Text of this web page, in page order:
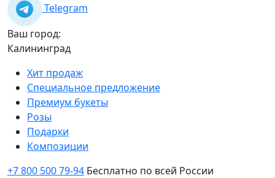
Telegram
Ваш город:
Калининград
Хит продаж
Специальное предложение
Премиум букеты
Розы
Подарки
Композиции
+7 800 500 79-94 Бесплатно по всей России